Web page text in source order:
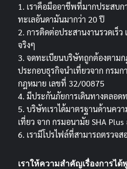
1. เราคือมืออาชีพที่มากประสบก
ทะเลอันดามันมากว่า 20 ปี
2. การติดต่อประสานงานรวดเร็ว
จริงๆ
3. จดทะเบียนบริษัทถูกต้องตาม
ประกอบธุรกิจนำเที่ยวจาก กรมก
กฎหมาย เลขที่ 32/00875
4. มีประกันภัยการเดินทางตลอด
5. บริษัทเราได้มาตรฐานด้านคว
เที่ยว จาก กรมอนามัย SHA
6. เรามีโปรไฟล์ที่สามารถตรวจส
เราให้ความสำคัญเรื่องการไ